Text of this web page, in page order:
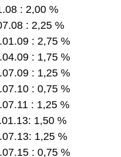
: 2,00 %
: 2,25 %
: 2,75 %
: 1,75 %
: 1,25 %
: 0,75 %
: 1,25 %
1,50 %
1,25 %
: 0,75 %